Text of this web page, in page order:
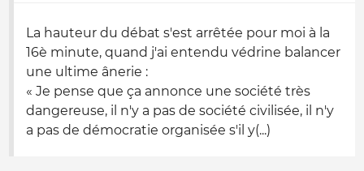
La hauteur du débat s'est arrêtée pour moi à la
16è minute, quand j'ai entendu védrine balancer
une ultime ânerie :
« Je pense que ça annonce une société très
dangereuse, il n'y a pas de société civilisée, il n'y
a pas de démocratie organisée s'il y(...)